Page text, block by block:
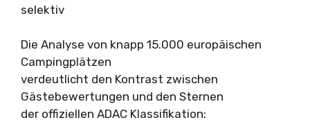
selektiv
Die Analyse von knapp 15.000 europäischen
Campingplätzen
verdeutlicht den Kontrast zwischen
Gästebewertungen und den Sternen
der offiziellen ADAC Klassifikation: